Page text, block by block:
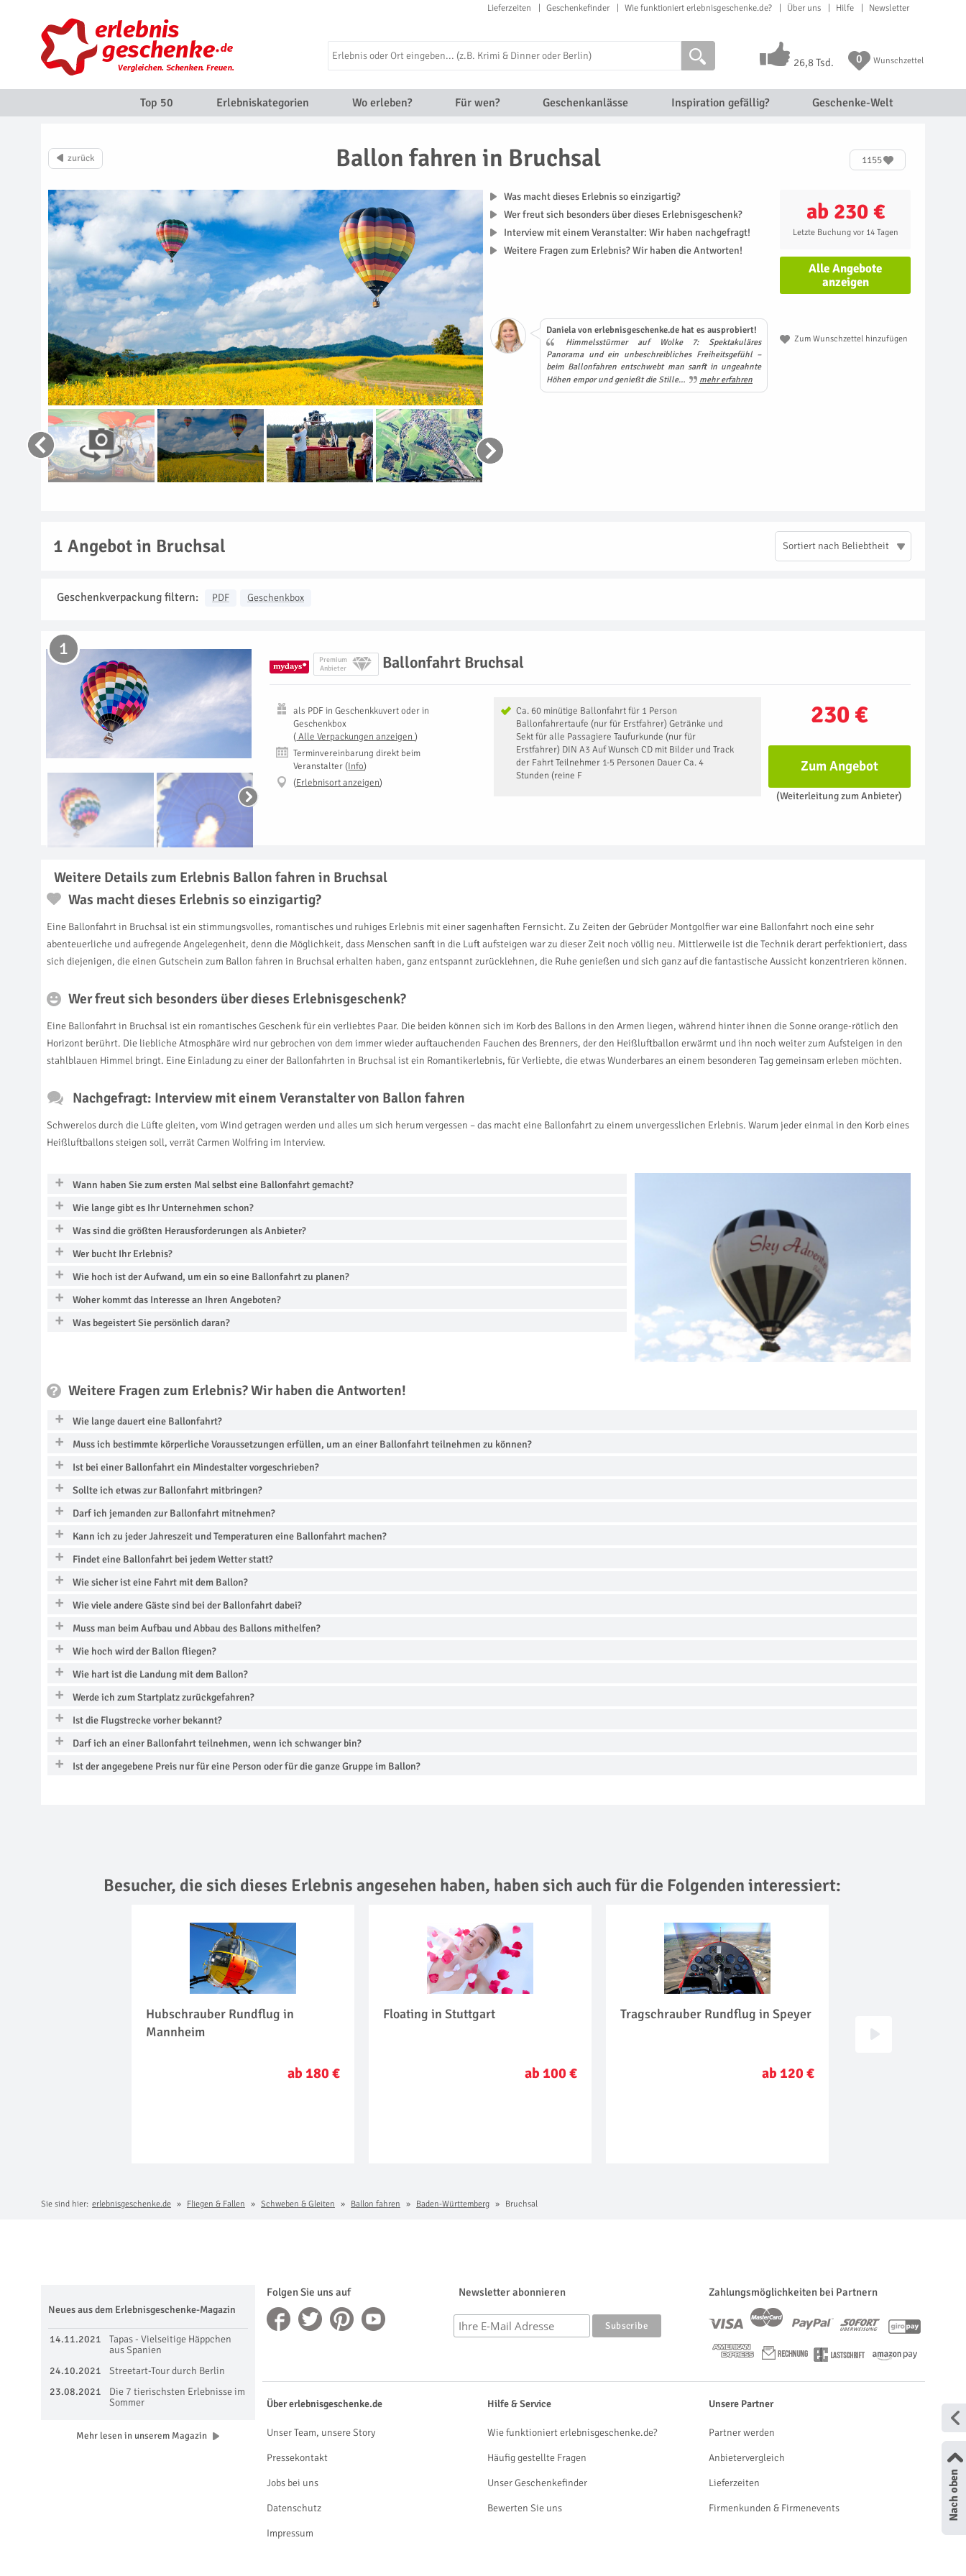
Lieferzeiten Geschenkefinder Wie funktioniert erlebnisgeschenke.de? Über uns Hilfe Newsletter
26,8 Tsd. 0 Wunschzettel
Top 50 Erlebniskategorien Wo erleben? Für wen? Geschenkanlässe Inspiration gefällig? Geschenke-Welt
Ballon fahren in Bruchsal 1155
ab 230 €
Letzte Buchung vor 14 Tagen
Alle Angebote
anzeigen
Zum Wunschzettel hinzufügen
Was macht dieses Erlebnis so einzigartig?
Wer freut sich besonders über dieses Erlebnisgeschenk?
Interview mit einem Veranstalter: Wir haben nachgefragt!
Weitere Fragen zum Erlebnis? Wir haben die Antworten!
Daniela von erlebnisgeschenke.de hat es ausprobiert!
Himmelsstürmer auf Wolke 7: Spektakuläres
Panorama und ein unbeschreibliches Freiheitsgefühl –
beim Ballonfahren entschwebt man sanft in ungeahnte
Höhen empor und genießt die Stille…
mehr erfahren
1 Angebot in Bruchsal Sortiert nach Beliebtheit
Geschenkverpackung filtern: PDF Geschenkbox
Premium
Anbieter
Ballonfahrt Bruchsal
1
230 €
Ca. 60 minütige Ballonfahrt für 1 Person
Ballonfahrertaufe (nur für Erstfahrer) Getränke und
Sekt für alle Passagiere Taufurkunde (nur für
Erstfahrer) DIN A3 Auf Wunsch CD mit Bilder und Track
der Fahrt Teilnehmer 1-5 Personen Dauer Ca. 4
Stunden (reine F
als PDFinGeschenkkuvert oder in
Geschenkbox
( Alle Verpackungen anzeigen )
Terminvereinbarung direkt beim
Veranstalter (Info)
(Erlebnisort anzeigen)
Zum Angebot
(Weiterleitung zum Anbieter)
Weitere Details zum Erlebnis Ballon fahren in Bruchsal
Was macht dieses Erlebnis so einzigartig?
Eine Ballonfahrt in Bruchsal ist ein stimmungsvolles, romantisches und ruhiges Erlebnis mit einer sagenhaften Fernsicht. Zu Zeiten der Gebrüder Montgolfier war eine Ballonfahrt noch eine sehr
abenteuerliche und aufregende Angelegenheit, denn die Möglichkeit, dass Menschen sanft in die Luft aufsteigen war zu dieser Zeit noch völlig neu. Mittlerweile ist die Technik derart perfektioniert, dass
sich diejenigen, die einen Gutschein zum Ballon fahren in Bruchsal erhalten haben, ganz entspannt zurücklehnen, die Ruhe genießen und sich ganz auf die fantastische Aussicht konzentrieren können.
Wer freut sich besonders über dieses Erlebnisgeschenk?
Eine Ballonfahrt in Bruchsal ist ein romantisches Geschenk für ein verliebtes Paar. Die beiden können sich im Korb des Ballons in den Armen liegen, während hinter ihnen die Sonne orange-rötlich den
Horizont berührt. Die liebliche Atmosphäre wird nur gebrochen von dem immer wieder auftauchenden Fauchen des Brenners, der den Heißluftballon erwärmt und ihn noch weiter zum Aufsteigen in den
stahlblauen Himmel bringt. Eine Einladung zu einer der Ballonfahrten in Bruchsal ist ein Romantikerlebnis, für Verliebte, die etwas Wunderbares an einem besonderen Tag gemeinsam erleben möchten.
Nachgefragt: Interview mit einem Veranstalter von Ballon fahren
Schwerelos durch die Lüfte gleiten, vom Wind getragen werden und alles um sich herum vergessen – das macht eine Ballonfahrt zu einem unvergesslichen Erlebnis. Warum jeder einmal in den Korb eines
Heißluftballons steigen soll, verrät Carmen Wolfring im Interview.
Wann haben Sie zum ersten Mal selbst eine Ballonfahrt gemacht?
Wie lange gibt es Ihr Unternehmen schon?
Was sind die größten Herausforderungen als Anbieter?
Wer bucht Ihr Erlebnis?
Wie hoch ist der Aufwand, um ein so eine Ballonfahrt zu planen?
Woher kommt das Interesse an Ihren Angeboten?
Was begeistert Sie persönlich daran?
Weitere Fragen zum Erlebnis? Wir haben die Antworten!
Wie lange dauert eine Ballonfahrt?
Muss ich bestimmte körperliche Voraussetzungen erfüllen, um an einer Ballonfahrt teilnehmen zu können?
Ist bei einer Ballonfahrt ein Mindestalter vorgeschrieben?
Sollte ich etwas zur Ballonfahrt mitbringen?
Darf ich jemanden zur Ballonfahrt mitnehmen?
Kann ich zu jeder Jahreszeit und Temperaturen eine Ballonfahrt machen?
Findet eine Ballonfahrt bei jedem Wetter statt?
Wie sicher ist eine Fahrt mit dem Ballon?
Wie viele andere Gäste sind bei der Ballonfahrt dabei?
Muss man beim Aufbau und Abbau des Ballons mithelfen?
Wie hoch wird der Ballon fliegen?
Wie hart ist die Landung mit dem Ballon?
Werde ich zum Startplatz zurückgefahren?
Ist die Flugstrecke vorher bekannt?
Darf ich an einer Ballonfahrt teilnehmen, wenn ich schwanger bin?
Ist der angegebene Preis nur für eine Person oder für die ganze Gruppe im Ballon?
Besucher, die sich dieses Erlebnis angesehen haben, haben sich auch für die Folgenden interessiert:
Hubschrauber Rundflug in
Mannheim
ab 180 €
Floating in Stuttgart
ab 100 €
Tragschrauber Rundflug in Speyer
ab 120 €
Sie sind hier: erlebnisgeschenke.de Fliegen & Fallen Schweben & Gleiten Ballon fahren Baden-Württemberg Bruchsal
Folgen Sie uns auf Newsletter abonnieren Zahlungsmöglichkeiten bei Partnern
Neues aus dem Erlebnisgeschenke-Magazin
14.11.2021
Tapas - Vielseitige Häppchen
aus Spanien
24.10.2021
Streetart-Tour durch Berlin
23.08.2021
Die 7 tierischsten Erlebnisse im
Sommer
Mehr lesen in unserem Magazin
Über erlebnisgeschenke.de
Unser Team, unsere Story
Pressekontakt
Jobs bei uns
Datenschutz
Impressum
Hilfe & Service
Wie funktioniert erlebnisgeschenke.de?
Häufig gestellte Fragen
Unser Geschenkefinder
Bewerten Sie uns
Unsere Partner
Partner werden
Anbietervergleich
Lieferzeiten
Firmenkunden & Firmenevents